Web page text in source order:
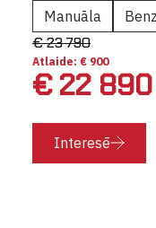
Manuāla
€ 23 790
Atlaide: € 900
€ 22 890
Interesē